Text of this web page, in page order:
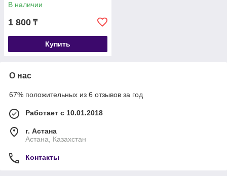
В наличии
1 800 ₸
Купить
О нас
67% положительных из 6 отзывов за год
Работает с 10.01.2018
г. Астана
Астана, Казахстан
Контакты